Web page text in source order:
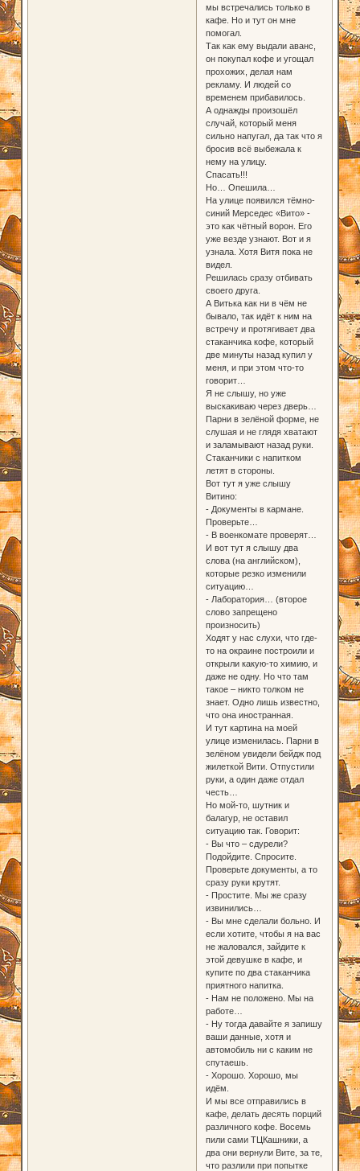
мы встречались только в
кафе. Но и тут он мне
помогал.
Так как ему выдали аванс,
он покупал кофе и угощал
прохожих, делая нам
рекламу. И людей со
временем прибавилось.
А однажды произошёл
случай, который меня
сильно напугал, да так что я
бросив всё выбежала к
нему на улицу.
Спасать!!!
Но… Опешила…
На улице появился тёмно-
синий Мерседес «Вито» -
это как чётный ворон. Его
уже везде узнают. Вот и я
узнала. Хотя Витя пока не
видел.
Решилась сразу отбивать
своего друга.
А Витька как ни в чём не
бывало, так идёт к ним на
встречу и протягивает два
стаканчика кофе, который
две минуты назад купил у
меня, и при этом что-то
говорит…
Я не слышу, но уже
выскакиваю через дверь…
Парни в зелёной форме, не
слушая и не глядя хватают
и заламывают назад руки.
Стаканчики с напитком
летят в стороны.
Вот тут я уже слышу
Витино:
- Документы в кармане.
Проверьте…
- В военкомате проверят…
И вот тут я слышу два
слова (на английском),
которые резко изменили
ситуацию…
- Лаборатория… (второе
слово запрещено
произносить)
Ходят у нас слухи, что где-
то на окраине построили и
открыли какую-то химию, и
даже не одну. Но что там
такое – никто толком не
знает. Одно лишь известно,
что она иностранная.
И тут картина на моей
улице изменилась. Парни в
зелёном увидели бейдж под
жилеткой Вити. Отпустили
руки, а один даже отдал
честь…
Но мой-то, шутник и
балагур, не оставил
ситуацию так. Говорит:
- Вы что – сдурели?
Подойдите. Спросите.
Проверьте документы, а то
сразу руки крутят.
- Простите. Мы же сразу
извинились…
- Вы мне сделали больно. И
если хотите, чтобы я на вас
не жаловался, зайдите к
этой девушке в кафе, и
купите по два стаканчика
приятного напитка.
- Нам не положено. Мы на
работе…
- Ну тогда давайте я запишу
ваши данные, хотя и
автомобиль ни с каким не
спутаешь.
- Хорошо. Хорошо, мы
идём.
И мы все отправились в
кафе, делать десять порций
различного кофе. Восемь
пили сами ТЦКашники, а
два они вернули Вите, за те,
что разлили при попытке